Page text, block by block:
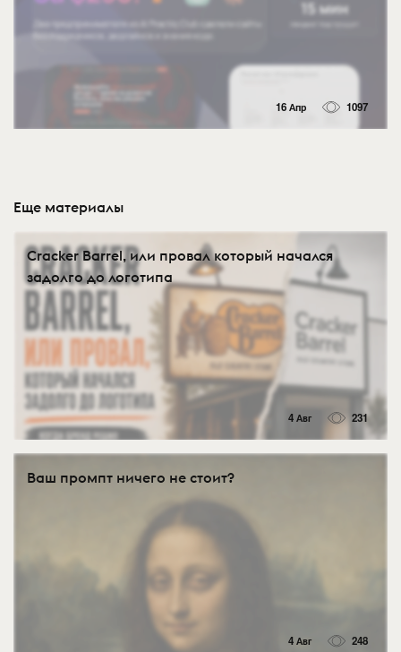
16 Апр 1097
Еще материалы
Cracker Barrel, или провал который начался
задолго до логотипа
4 Авг 231
Ваш промпт ничего не стоит?
4 Авг 248